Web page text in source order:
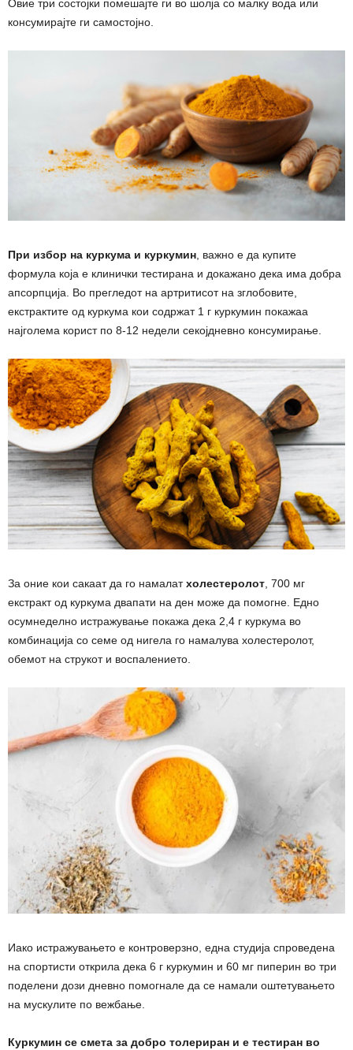
Овие три состојки помешајте ги во шолја со малку вода или
консумирајте ги самостојно.
При избор на куркума и куркумин, важно е да купите
формула која е клинички тестирана и докажано дека има добра
апсорпција. Во прегледот на артритисот на зглобовите,
екстрактите од куркума кои содржат 1 г куркумин покажаа
најголема корист по 8-12 недели секојдневно консумирање.
За оние кои сакаат да го намалатхолестеролот, 700 мг
екстракт од куркума двапати на ден може да помогне. Едно
осумнеделно истражување покажа дека 2,4 г куркума во
комбинација со семе од нигела го намалува холестеролот,
обемот на струкот и воспалението.
Иако истражувањето е контроверзно, една студија спроведена
на спортисти открила дека 6 г куркумин и 60 мг пиперин во три
поделени дози дневно помогнале да се намали оштетувањето
на мускулите по вежбање.
Куркумин се смета за добро толериран и е тестиран во